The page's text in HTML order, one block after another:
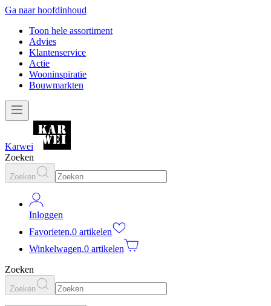
Ga naar hoofdinhoud
Toon hele assortiment
Advies
Klantenservice
Actie
Wooninspiratie
Bouwmarkten
Karwei
Zoeken
Zoeken
Inloggen
Favorieten,0 artikelen
Winkelwagen,0 artikelen
Zoeken
Zoeken